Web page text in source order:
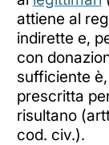
attiene al
indirette e,
con
sufficiente
prescritta
risultano
cod. civ.).